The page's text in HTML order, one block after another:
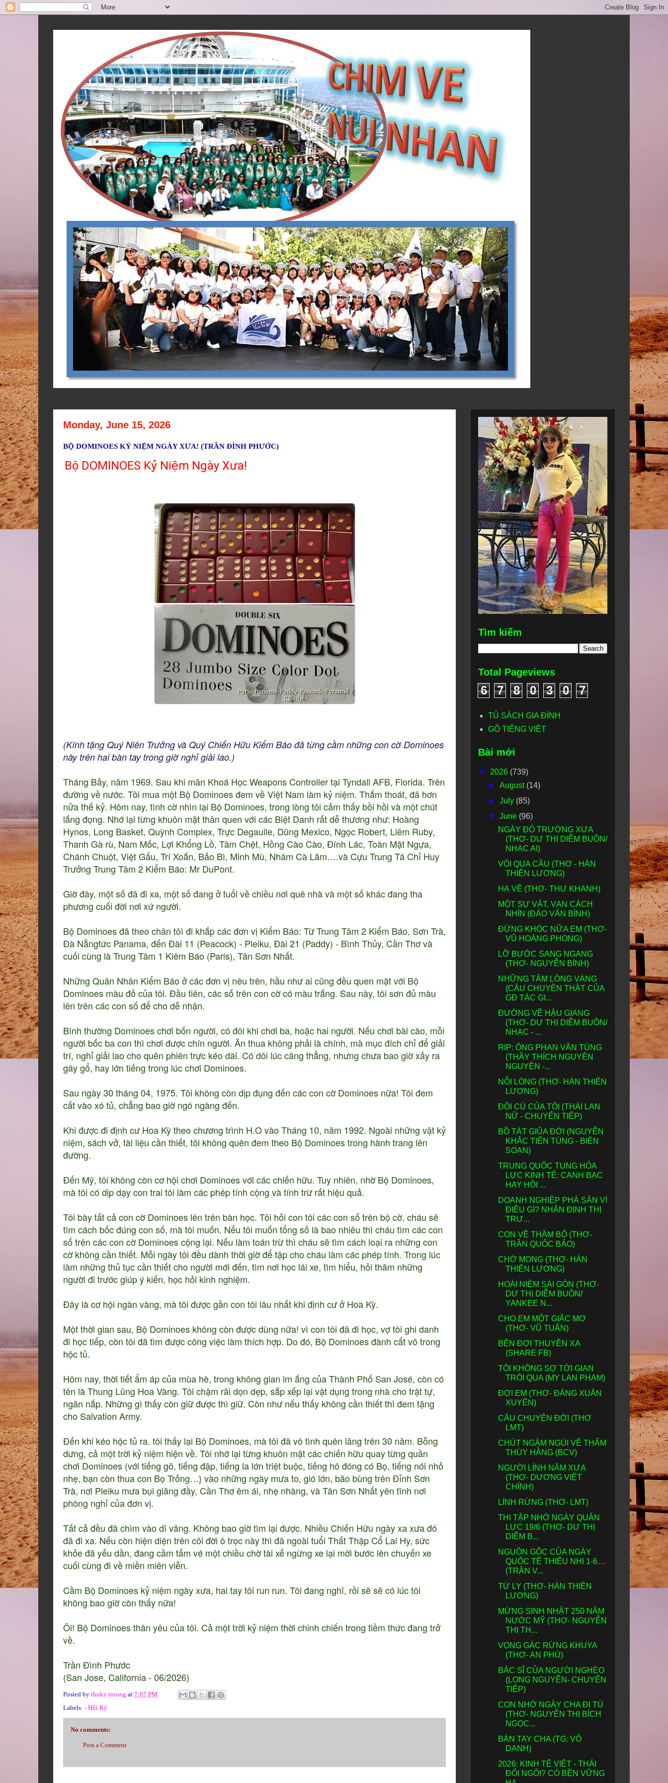
Monday, June 15, 2026
BỘ DOMINOES KỶ NIỆM NGÀY XƯA! (TRẦN ĐÌNH PHƯỚC)
Bộ DOMINOES Kỷ Niệm Ngày Xưa!
(Kính tặng Quý Niên Trưởng và Quý Chiến Hữu Kiểm Báo đã từng cầm những con cờ Dominoes
này trên hai bàn tay trong giờ nghỉ giải lao.)
Tháng Bảy, năm 1969. Sau khi mãn Khoá Học Weapons Controller tại Tyndall AFB, Florida. Trên
đường về nước. Tôi mua một Bộ Dominoes đem về Việt Nam làm kỷ niệm. Thắm thoát, đã hơn
nửa thế kỷ. Hôm nay, tình cờ nhìn lại Bộ Dominoes, trong lòng tôi cảm thấy bồi hồi và một chút
lắng đọng. Nhớ lại từng khuôn mặt thân quen với các Biệt Danh rất dễ thương như: Hoàng
Hynos, Long Basket, Quỳnh Complex, Trực Degaulle, Dũng Mexico, Ngọc Robert, Liêm Ruby,
Thanh Gà rù, Nam Mốc, Lợi Khổng Lồ, Tâm Chệt, Hồng Cào Cào, Đính Lác, Toàn Mặt Ngựa,
Chánh Chuột, Việt Gấu, Trí Xoắn, Bảo Bì, Minh Mù, Nhâm Cà Lăm….và Cựu Trung Tá Chỉ Huy
Trưởng Trung Tâm 2 Kiểm Báo: Mr DuPont.
Giờ đây, một số đã đi xa, một số đang ở tuổi về chiều nơi quê nhà và một số khác đang tha
phương cuối đời nơi xứ người.
Bộ Dominoes đã theo chân tôì đi khắp các đơn vị Kiểm Báo: Từ Trung Tâm 2 Kiểm Báo, Sơn Trà,
Đà Nẵngtức Panama, đến Đài 11 (Peacock) - Pleiku, Đài 21 (Paddy) - Bình Thủy, Cần Thơ và
cuối cùng là Trung Tâm 1 Kiêm Báo (Paris), Tân Sơn Nhất.
Những Quân Nhân Kiểm Báo ở các đơn vị nêu trên, hầu như ai cũng đều quen mặt với Bộ
Dominoes màu đỏ của tôi. Đầu tiên, các số trên con cờ có màu trắng. Sau này, tôi sơn đủ màu
lên trên các con số để cho dễ nhận.
Bình thường Dominoes chơi bốn người, có đôi khi chơi ba, hoặc hai người. Nếu chơi bài cào, mỗi
người bốc ba con thì chơi được chín người. Ăn thua không phải là chính, mà mục đích chỉ để giải
trí, nghỉ giải lao cho quên phiên trực kéo dài. Có dôi lúc căng thẳng, nhưng chưa bao giờ xảy ra
gây gổ, hay lớn tiếng trong lúc chơi Dominoes.
Sau ngày 30 tháng 04, 1975. Tôi không còn dịp đụng đến các con cờ Dominoes nữa! Tôi đem
cất vào xó tủ, chẳng bao giờ ngó ngàng đến.
Khi được đi định cư Hoa Kỳ theo chương trình H.O vào Tháng 10, năm 1992. Ngoài những vật kỷ
niệm, sách vở, tài liệu cần thiết, tôi không quên đem theo Bộ Dominoes trong hành trang lên
đường.
Đến Mỹ, tôi không còn cơ hội chơi Dominoes với các chiến hữu. Tuy nhiên, nhờ Bộ Dominoes,
mà tôi có dịp dạy con trai tôi làm các phép tính cộng và tính trừ rất hiệu quả.
Tôi bày tất cả con cờ Dominoes lên trên bàn học. Tôi hỏi con tôi các con số trên bộ cờ, cháu sẽ
tìm cách bốc đúng con số, mà tôi muốn. Nếu tôi muốn tổng số là bao nhiêu thì cháu tìm các con
số trên các con cờ Dominoes cộng lại. Nếu làm toán trừ thì cháu sẽ tìm cách loại ra những con
cờ không cần thiết. Mỗi ngày tôi đều dành thời giờ để tập cho cháu làm các phép tính. Trong lúc
làm những thủ tục cần thiết cho người mới đến, tìm nơi học lái xe, tìm hiểu, hỏi thăm những
người đi trước giúp ý kiến, học hỏi kinh nghiệm.
Đây là cơ hội ngàn vàng, mà tôi được gần con tôi lâu nhất khi định cư ở Hoa Kỳ.
Một thời gian sau, Bộ Dominoes không còn được dùng nữa! vì con tôi đã đi học, vợ tôi ghi danh
đi học tiếp, còn tôi đã tìm được công việc làm thích hợp. Do đó, Bộ Dominoes đành cất vô trong
hộc tủ.
Hôm nay, thời tiết ẩm áp của mùa hè, trong không gian im ắng của Thành Phố San José, còn có
tên là Thung Lũng Hoa Vàng. Tôi chậm rãi dọn dẹp, sắp xếp lại vật dụng trong nhà cho trật tự,
ngăn nắp. Những gì thấy còn giữ được thì giữ. Còn như nếu thấy không cần thiết thì đem tặng
cho Salvation Army.
Đến khi kéo hộc tủ ra. tôi thấy lại Bộ Dominoes, mà tôi đã vô tình quên lãng trên 30 năm. Bỗng
dưng, cả một trời kỷ niệm hiện về. Tôi nhớ lại từng khuôn mặt các chiến hữu quay từng quần
chơi Dominoes (với tiếng gõ, tiếng đập, tiếng la lớn triệt buộc, tiếng hô đóng có Bọ, tiếng nói nhỏ
nhẹ, bạn còn thua con Bọ Trỏng…} vào những ngày mưa to, gió lớn, bão bùng trên Đỉnh Sơn
Trà, nơi Pleiku mưa bụi giăng đầy, Cần Thơ êm ái, nhẹ nhàng, và Tân Sơn Nhất yên tĩnh nơi
phòng nghỉ của đơn vị.
Tất cả đều đã chìm vào dĩ vãng. Không bao giờ tìm lại được. Nhiều Chiến Hữu ngày xa xưa đó
đã đi xa. Nếu còn hiện diện trên cõi đời ô trọc này thì đã ngoài tuổi Thất Thập Cổ Lai Hy, sức
khỏe đã yếu dần, đang cầm tấm vé một chiều chờ tài xế ngừng xe lại mời bước lên chuyến xe
cuối cùng đi về miền miên viễn.
Cầm Bộ Dominoes kỷ niệm ngày xưa, hai tay tôi run run. Tôi đang nghĩ, rồi sẽ sẽ có lúc tôi
không bao giờ còn thấy nữa!
Ôi! Bộ Dominoes thân yêu của tôi. Cả một trời kỷ niệm thời chinh chiến trong tiềm thức đang trở
về.
Trần Đình Phước
(San Jose, California - 06/2026)
Posted by thuky truong at 7:07 PM
Labels: - Hồi Ký
No comments:
Post a Comment
Tìm kiếm
Total Pageviews
6 7 8 0 3 0 7
TỦ SÁCH GIA ĐÌNH
GÕ TIẾNG VIỆT
Bài mới
▼ 2026 (739)
►August (14)
►July (85)
▼June (96)
NGÀY ĐÓ TRƯỜNG XƯA
(THƠ- DƯ THỊ DIỄM BUỒN/
NHẠC AI)
VỘI QUA CẦU (THƠ - HÀN
THIÊN LƯƠNG)
HẠ VỀ (THƠ- THƯ KHANH)
MỘT SỰ VẬT, VẠN CÁCH
NHÍN (ĐÀO VĂN BÌNH)
ĐỪNG KHÓC NỮA EM (THƠ-
VŨ HOÀNG PHONG)
LỠ BƯỚC SANG NGANG
(THƠ- NGUYỄN BÍNH)
NHỮNG TẤM LÒNG VÀNG
(CÂU CHUYỆN THẬT CỦA
GĐ TÁC GI...
ĐƯỜNG VỀ HẬU GIANG
(THƠ- DƯ THỊ DIỄM BUỒN/
NHẠC - ...
RIP: ÔNG PHAN VĂN TÙNG
(THẦY THÍCH NGUYÊN
NGUYỆN -...
NỖI LÒNG (THƠ- HÀN THIÊN
LƯƠNG)
ĐỒI CÙ CỦA TÔI (THÁI LAN
NỮ - CHUYỂN TIẾP)
BỒ TÁT GIŨA ĐỜI (NGUYỄN
KHẮC TIẾN TÙNG - BIÊN
SOẠN)
TRUNG QUỐC TUNG HỎA
LỰC KINH TẾ: CANH BẠC
HAY HỒI ...
DOANH NGHIỆP PHÁ SẢN VÌ
ĐIỀU GÌ? NHẬN ĐỊNH THỊ
TRƯ...
CON VỀ THĂM BỐ (THƠ-
TRẦN QUỐC BẢO)
CHỜ MONG (THƠ- HÀN
THIÊN LƯƠNG)
HOÀI NIỆM SÀI GÒN (THƠ-
DƯ THỊ DIỄM BUỒN/
YANKEE N...
CHO EM MỘT GIẤC MƠ
(THƠ- VŨ TUẤN)
BẾN ĐỢI THUYỀN XA
(SHARE FB)
TÔI KHÔNG SỢ TỜI GIAN
TRÔI QUA (MY LAN PHẠM)
ĐỢI EM (THƠ- ĐĂNG XUÂN
XUYẾN)
CÂU CHUYỆN ĐỜI (THƠ
LMT)
CHÚT NGẬM NGÙI VỀ THẨM
THÚY HẰNG (BCV)
NGƯỜI LÍNH NĂM XƯA
(THƠ- DƯƠNG VIỆT
CHÍNH)
LÍNH RỪNG (THƠ- LMT)
THI TẬP NHỚ NGÀY QUÂN
LỰC 19/6 (THƠ- DƯ THỊ
DIỄM B...
NGUỒN GỐC CỦA NGÀY
QUỐC TẾ THIẾU NHI 1-6…
(TRẦN V...
TỪ LY (THƠ- HÀN THIÊN
LƯƠNG)
MỪNG SINH NHẬT 250 NĂM
NƯỚC MỸ (THƠ- NGUYỄN
THỊ TH...
VỌNG GÁC RỪNG KHUYA
(THƠ- AN PHÚ)
BÁC SĨ CỦA NGƯỜI NGHÈO
(LONG NGUYỄN- CHUYỂN
TIẾP)
CON NHỚ NGÀY CHA ÐI TÙ
(THƠ- NGUYỄN THỊ BÍCH
NGỌC...
BÀN TAY CHA (TG: VÔ
DANH)
2026: KINH TẾ VIỆT - THÁI
ĐỔI NGÔI? CÓ BỀN VỮNG